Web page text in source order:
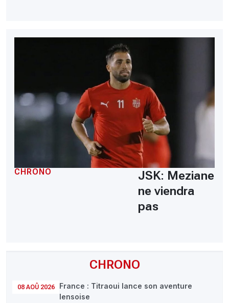
CHRONO
08 AOÛ 2026
France : Titraoui lance son aventure
lensoise
CHRONO
JSK: Meziane
ne viendra
pas